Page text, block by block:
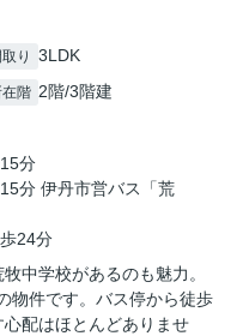
り 3LDK
在階 2階/3階建
分
分 伊丹市営バス「荒
24分
中学校があるのも魅力。
物件です。バス停から徒歩
配はほとんどありませ